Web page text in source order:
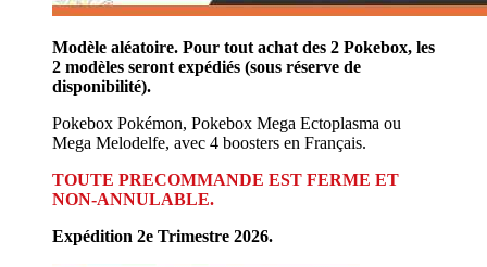
Modèle aléatoire. Pour tout achat des 2 Pokebox, les
2 modèles seront expédiés (sous réserve de
disponibilité).
Pokebox Pokémon, Pokebox Mega Ectoplasma ou
Mega Melodelfe, avec 4 boosters en Français.
TOUTE PRECOMMANDE EST FERME ET
NON-ANNULABLE.
Expédition 2e Trimestre 2026.